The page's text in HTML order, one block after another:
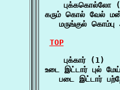
புக்ககொல்லோ
கரும் கொல் வேல்
மருங்குல்
TOP
    புக்கார் (1)
உடை இட்டார் புல்
படை இட்டார்